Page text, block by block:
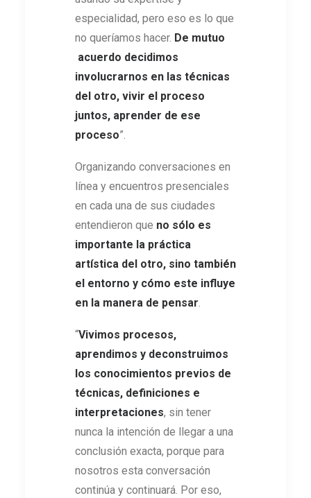
especialidad, pero eso es lo que
no queríamos hacer. De mutuo
acuerdo decidimos
involucrarnos en las técnicas
del otro, vivir el proceso
juntos, aprender de ese
proceso”.
Organizando conversaciones en
línea y encuentros presenciales
en cada una de sus ciudades
entendieron que no sólo es
importante la práctica
artística del otro, sino también
el entorno y cómo este influye
en la manera de pensar.
“Vivimos procesos,
aprendimos y deconstruimos
los conocimientos previos de
técnicas, definiciones e
interpretaciones, sin tener
nunca la intención de llegar a una
conclusión exacta, porque para
nosotros esta conversación
continúa y continuará. Por eso,